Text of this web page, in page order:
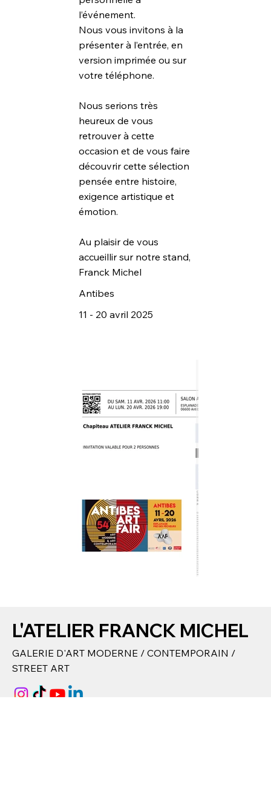
l’événement.
Nous vous invitons à la
présenter à l’entrée, en
version imprimée ou sur
votre téléphone.
Nous serions très
heureux de vous
retrouver à cette
occasion et de vous faire
découvrir cette sélection
pensée entre histoire,
exigence artistique et
émotion.
Au plaisir de vous
accueillir sur notre stand,
Franck Michel
Antibes
11 - 20 avril 2025
L'ATELIER FRANCK MICHEL
GALERIE D'ART MODERNE / CONTEMPORAIN /
STREET ART